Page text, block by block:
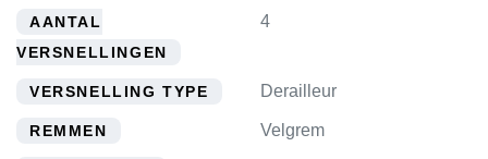
AANTAL
VERSNELLINGEN
4
VERSNELLING TYPE Derailleur
REMMEN Velgrem